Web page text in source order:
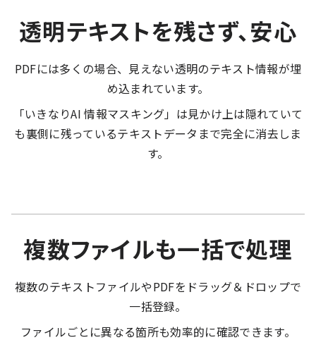
透明テキストを残さず、安心
PDFには多くの場合、見えない透明のテキスト情報が埋
め込まれています。
「いきなりAI 情報マスキング」は見かけ上は隠れていて
も裏側に残っているテキストデータまで完全に消去しま
す。
複数ファイルも一括で処理
複数のテキストファイルやPDFをドラッグ＆ドロップで
一括登録。
ファイルごとに異なる箇所も効率的に確認できます。